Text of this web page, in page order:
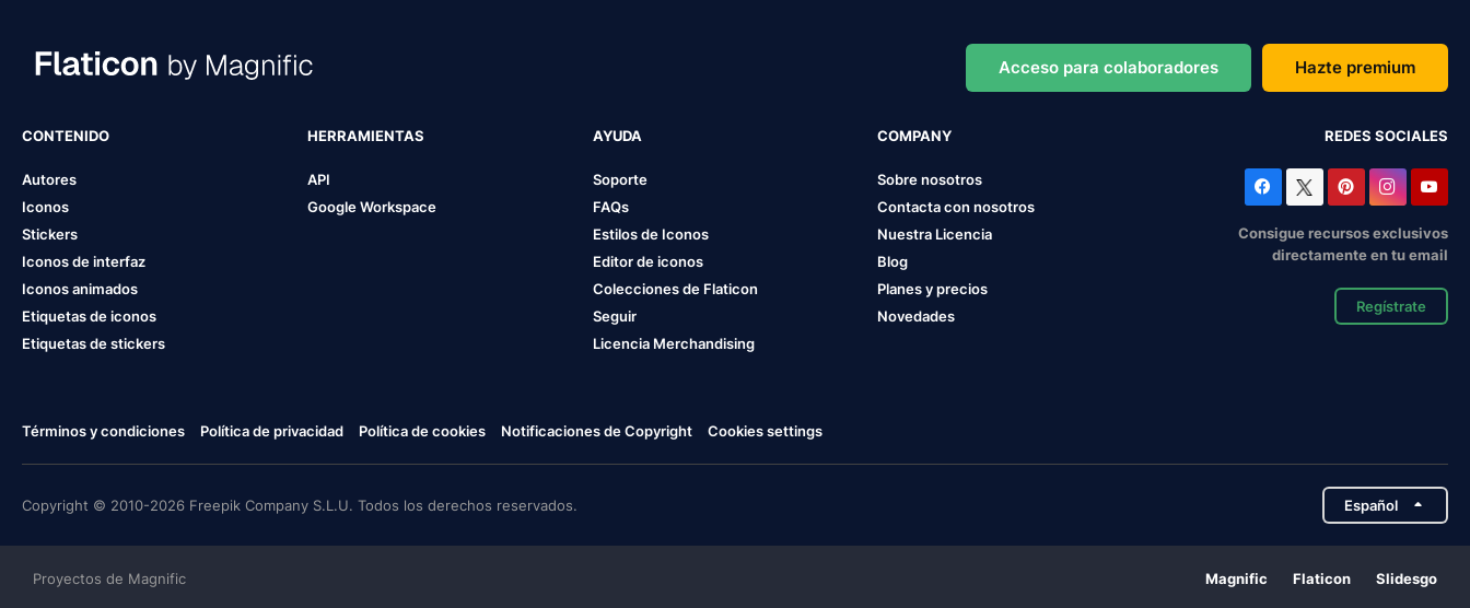
Acceso para colaboradores Hazte premium
CONTENIDO
Autores
Iconos
Stickers
Iconos de interfaz
Iconos animados
Etiquetas de iconos
Etiquetas de stickers
HERRAMIENTAS
API
Google Workspace
AYUDA
Soporte
FAQs
Estilos de Iconos
Editor de iconos
Colecciones de Flaticon
Seguir
Licencia Merchandising
COMPANY
Sobre nosotros
Contacta con nosotros
Nuestra Licencia
Blog
Planes y precios
Novedades
REDES SOCIALES
Consigue recursos exclusivos
directamente en tu email
Regístrate
Términos y condiciones Política de privacidad Política de cookies Notificaciones de Copyright Cookies settings
Copyright © 2010-2026 Freepik Company S.L.U. Todos los derechos reservados. Español
Proyectos de Magnific Magnific Flaticon Slidesgo